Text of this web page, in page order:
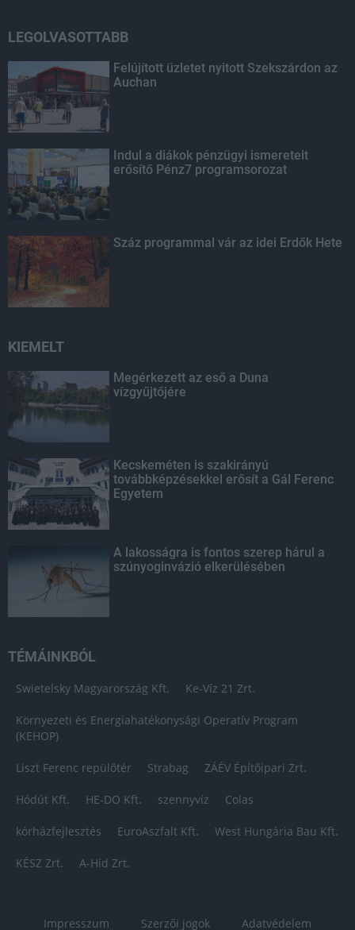
LEGOLVASOTTABB
Felújított üzletet nyitott Szekszárdon az
Auchan
Indul a diákok pénzügyi ismereteit
erősítő Pénz7 programsorozat
Száz programmal vár az idei Erdők Hete
KIEMELT
Megérkezett az eső a Duna
vízgyűjtőjére
Kecskeméten is szakirányú
továbbképzésekkel erősít a Gál Ferenc
Egyetem
A lakosságra is fontos szerep hárul a
szúnyoginvázió elkerülésében
TÉMÁINKBÓL
Swietelsky Magyarország Kft. Ke-Víz 21 Zrt.
Környezeti és Energiahatékonysági Operatív Program
(KEHOP)
Liszt Ferenc repülőtér Strabag ZÁÉV Építőipari Zrt.
Hódút Kft. HE-DO Kft. szennyvíz Colas
kórházfejlesztés EuroAszfalt Kft. West Hungária Bau Kft.
KÉSZ Zrt. A-Híd Zrt.
Impresszum Szerzői jogok Adatvédelem